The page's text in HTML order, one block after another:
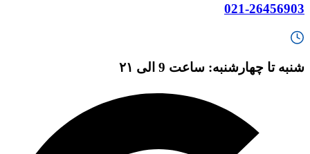
021-26456903
شنبه تا چهارشنبه: ساعت 9 الی ۲۱